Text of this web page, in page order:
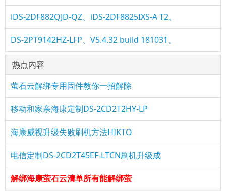
iDS-2DF882QJD-QZ、iDS-2DF8825IXS-A T2、
DS-2PT9142HZ-LFP、V5.4.32 build 181031、
热点内容
萤石云解绑专用固件教你一招解除
移动和家亲海康定制DS-2CD2T2HY-LP
海康威视升级失败刷机方法HIKTO
电信定制DS-2CD2T45EF-LTCN刷机升级成
解绑海康萤石云清单所有能解绑萤